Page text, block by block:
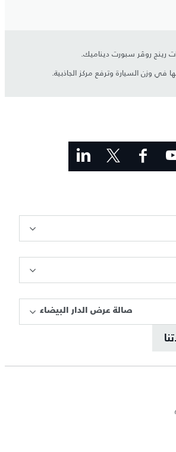
رينج روڤر سبورت ديناميك.
في وزن السيارة وترفع مركز الجاذبية.
صالة عرض الدار البيضاء